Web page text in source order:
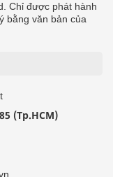
Chỉ được phát hành
bằng văn bản của
(Tp.HCM)